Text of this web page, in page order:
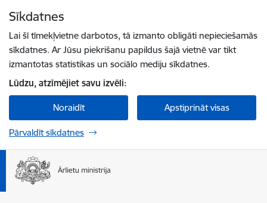
Sīkdatnes
Lai šī tīmekļvietne darbotos, tā izmanto obligāti nepieciešamās
sīkdatnes. Ar Jūsu piekrišanu papildus šajā vietnē var tikt
izmantotas statistikas un sociālo mediju sīkdatnes.
Lūdzu, atzīmējiet savu izvēli:
Noraidīt Apstiprināt visas
Pārvaldīt sīkdatnes